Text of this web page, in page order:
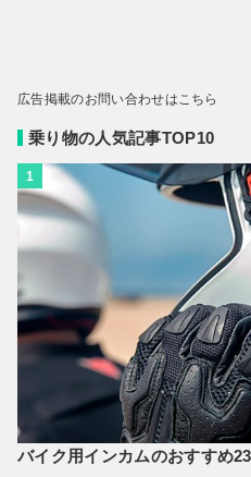
広告掲載のお問い合わせはこちら
乗り物の人気記事TOP10
1
バイク用インカムのおすすめ